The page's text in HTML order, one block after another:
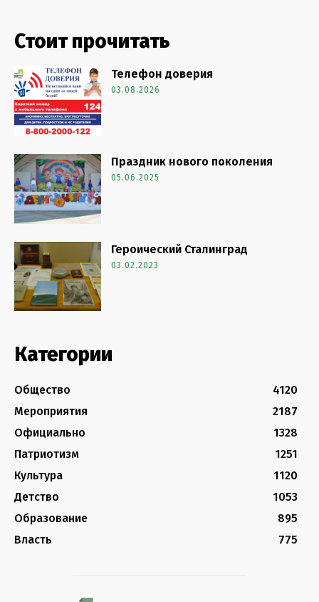
Стоит прочитать
Телефон доверия
03.08.2026
Праздник нового поколения
05.06.2025
Героический Сталинград
03.02.2023
Категории
Общество
4120
Мероприятия
2187
Официально
1328
Патриотизм
1251
Культура
1120
Детство
1053
Образование
895
Власть
775